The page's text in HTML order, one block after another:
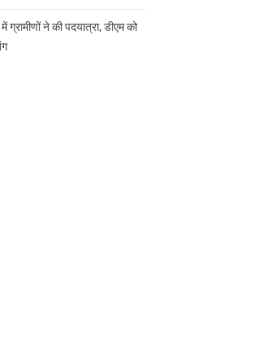
ने की पदयात्रा, डीएम को